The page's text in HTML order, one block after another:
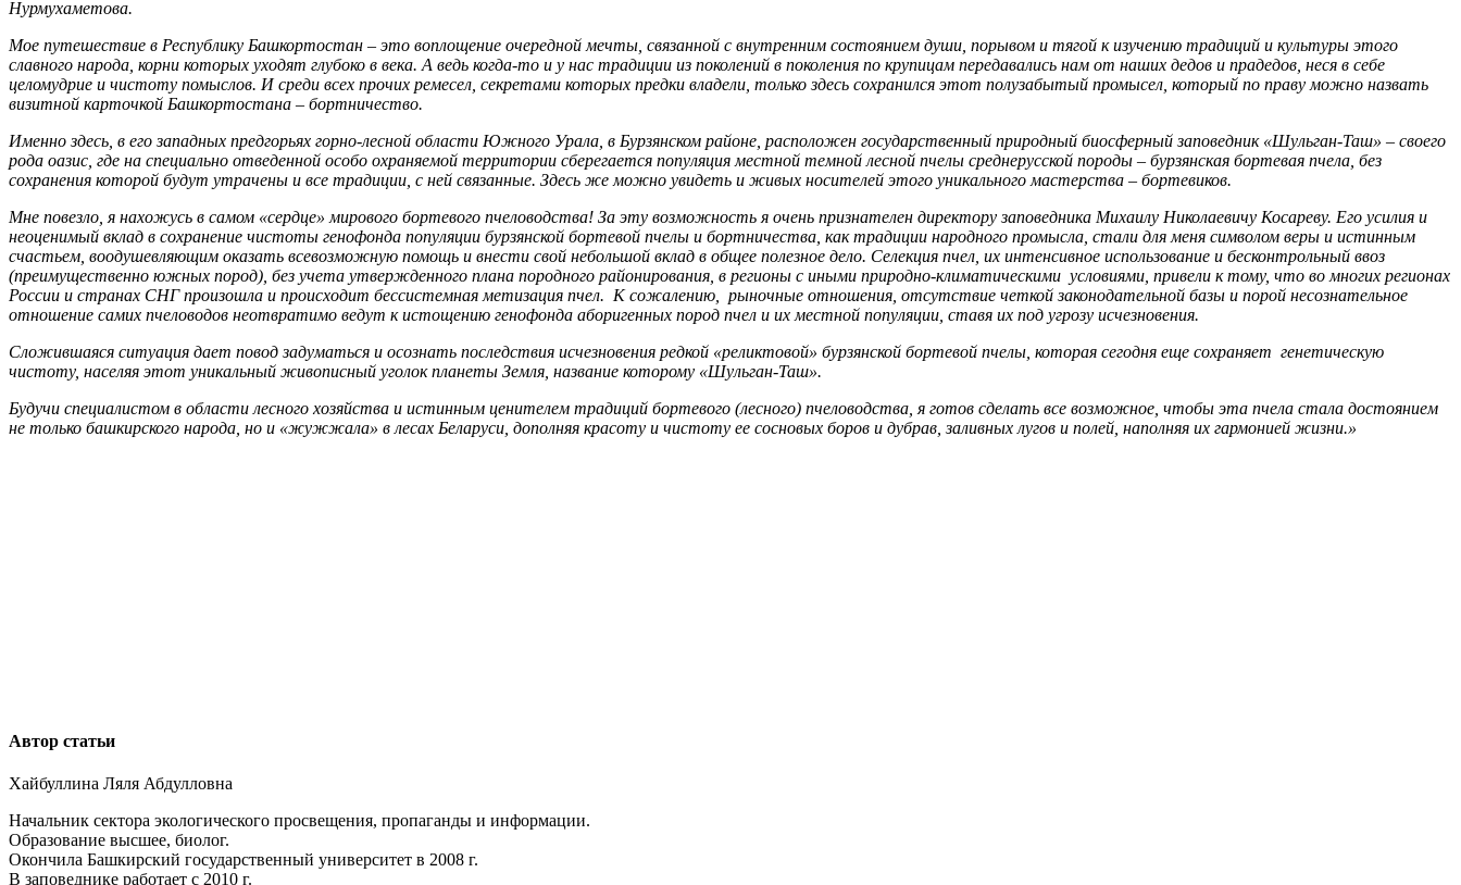
Нурмухаметова.
Мое путешествие в Республику Башкортостан – это воплощение очередной мечты, связанной с внутренним состоянием души, порывом и тягой к изучению традиций и культуры этого
славного народа, корни которых уходят глубоко в века. А ведь когда-то и у нас традиции из поколений в поколения по крупицам передавались нам от наших дедов и прадедов, неся в себе
целомудрие и чистоту помыслов. И среди всех прочих ремесел, секретами которых предки владели, только здесь сохранился этот полузабытый промысел, который по праву можно назвать
визитной карточкой Башкортостана – бортничество.
Именно здесь, в его западных предгорьях горно-лесной области Южного Урала, в Бурзянском районе, расположен государственный природный биосферный заповедник «Шульган-Таш» – своего
рода оазис, где на специально отведенной особо охраняемой территории сберегается популяция местной темной лесной пчелы среднерусской породы – бурзянская бортевая пчела, без
сохранения которой будут утрачены и все традиции, с ней связанные. Здесь же можно увидеть и живых носителей этого уникального мастерства – бортевиков.
Мне повезло, я нахожусь в самом «сердце» мирового бортевого пчеловодства! За эту возможность я очень признателен директору заповедника Михаилу Николаевичу Косареву. Его усилия и
неоценимый вклад в сохранение чистоты генофонда популяции бурзянской бортевой пчелы и бортничества, как традиции народного промысла, стали для меня символом веры и истинным
счастьем, воодушевляющим оказать всевозможную помощь и внести свой небольшой вклад в общее полезное дело. Селекция пчел, их интенсивное использование и бесконтрольный ввоз
(преимущественно южных пород), без учета утвержденного плана породного районирования, в регионы с иными природно-климатическими условиями, привели к тому, что во многих регионах
России и странах СНГ произошла и происходит бессистемная метизация пчел. К сожалению, рыночные отношения, отсутствие четкой законодательной базы и порой несознательное
отношение самих пчеловодов неотвратимо ведут к истощению генофонда аборигенных пород пчел и их местной популяции, ставя их под угрозу исчезновения.
Сложившаяся ситуация дает повод задуматься и осознать последствия исчезновения редкой «реликтовой» бурзянской бортевой пчелы, которая сегодня еще сохраняет генетическую
чистоту, населяя этот уникальный живописный уголок планеты Земля, название которому «Шульган-Таш».
Будучи специалистом в области лесного хозяйства и истинным ценителем традиций бортевого (лесного) пчеловодства, я готов сделать все возможное, чтобы эта пчела стала достоянием
не только башкирского народа, но и «жужжала» в лесах Беларуси, дополняя красоту и чистоту ее сосновых боров и дубрав, заливных лугов и полей, наполняя их гармонией жизни.»
Автор статьи
Хайбуллина Ляля Абдулловна
Начальник сектора экологического просвещения, пропаганды и информации.
Образование высшее, биолог.
Окончила Башкирский государственный университет в 2008 г.
В заповеднике работает с 2010 г.